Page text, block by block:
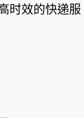
时效的快递服